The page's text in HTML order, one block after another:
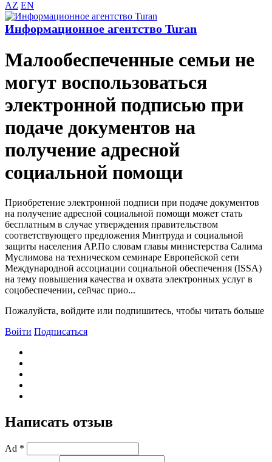
AZ EN
Информационное агентство Turan
Малообеспеченные семьи не
могут воспользоваться
электронной подписью при
подаче документов на
получение адресной
социальной помощи
Приобретение электронной подписи при подаче документов
на получение адресной социальной помощи может стать
бесплатным в случае утверждения правительством
соответствующего предложения Минтруда и социальной
защиты населения АР.По словам главы министерства Салима
Муслимова на техническом семинаре Европейской сети
Международной ассоциации социальной обеспечения (ISSA)
на тему повышения качества и охвата электронных услуг в
соцобеспечении, сейчас прио...
Пожалуйста, войдите или подпишитесь, чтобы читать больше
Войти Подписаться
Написать отзыв
Ad *